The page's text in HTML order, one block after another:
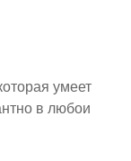
умеет
в любои